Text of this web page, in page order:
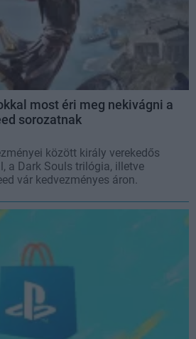
most éri meg nekivágni a
sorozatnak
között király verekedős
a Dark Souls trilógia, illetve
vár kedvezményes áron.